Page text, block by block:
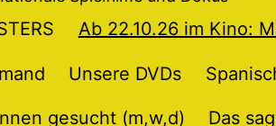
Ab 22.10.26 im Kino:
Unsere DVDs
gesucht (m,w,d) Das